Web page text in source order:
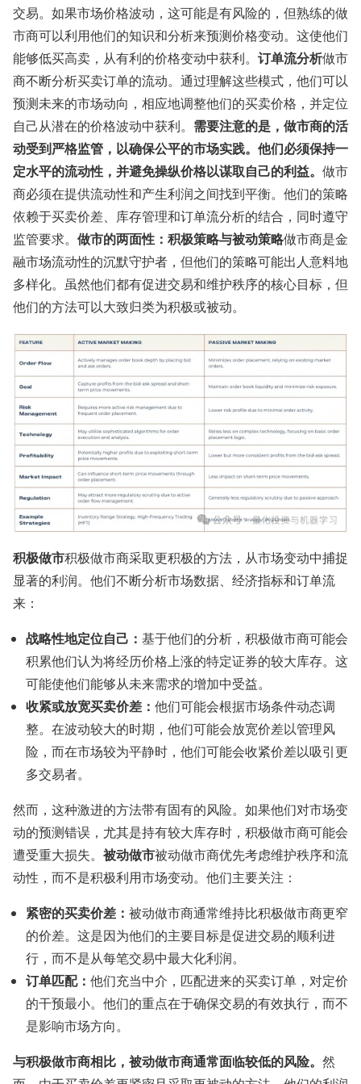
交易。如果市场价格波动，这可能是有风险的，但熟练的做
市商可以利用他们的知识和分析来预测价格变动。这使他们
能够低买高卖，从有利的价格变动中获利。 订单流分析做市
商不断分析买卖订单的流动。通过理解这些模式，他们可以
预测未来的市场动向，相应地调整他们的买卖价格，并定位
自己从潜在的价格波动中获利。 需要注意的是，做市商的活
动受到严格监管，以确保公平的市场实践。他们必须保持一
定水平的流动性，并避免操纵价格以谋取自己的利益。 做市
商必须在提供流动性和产生利润之间找到平衡。他们的策略
依赖于买卖价差、库存管理和订单流分析的结合，同时遵守
监管要求。 做市的两面性：积极策略与被动策略做市商是金
融市场流动性的沉默守护者，但他们的策略可能出人意料地
多样化。虽然他们都有促进交易和维护秩序的核心目标，但
他们的方法可以大致归类为积极或被动。
积极做市积极做市商采取更积极的方法，从市场变动中捕捉
显著的利润。他们不断分析市场数据、经济指标和订单流
来：
战略性地定位自己： 基于他们的分析，积极做市商可能会
积累他们认为将经历价格上涨的特定证券的较大库存。这
可能使他们能够从未来需求的增加中受益。
收紧或放宽买卖价差： 他们可能会根据市场条件动态调
整。在波动较大的时期，他们可能会放宽价差以管理风
险，而在市场较为平静时，他们可能会收紧价差以吸引更
多交易者。
然而，这种激进的方法带有固有的风险。如果他们对市场变
动的预测错误，尤其是持有较大库存时，积极做市商可能会
遭受重大损失。 被动做市被动做市商优先考虑维护秩序和流
动性，而不是积极利用市场变动。他们主要关注：
紧密的买卖价差： 被动做市商通常维持比积极做市商更窄
的价差。这是因为他们的主要目标是促进交易的顺利进
行，而不是从每笔交易中最大化利润。
订单匹配： 他们充当中介，匹配进来的买卖订单，对定价
的干预最小。他们的重点在于确保交易的有效执行，而不
是影响市场方向。
与积极做市商相比，被动做市商通常面临较低的风险。 然